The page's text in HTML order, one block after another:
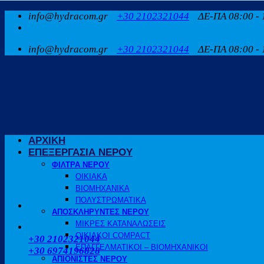
Μετάβαση
στο
info@hydracom.gr +30 2102321044 ΔΕ-ΠΑ 08:00 -
info@hydracom.gr +30 2102321044 ΔΕ-ΠΑ 08:00 -
ΚΑΛΕΣΤΕ ΜΑΣ
+30 2102321044
+30 6974196828
ΑΡΧΙΚΗ
ΕΠΕΞΕΡΓΑΣΙΑ ΝΕΡΟΥ
ΦΙΛΤΡΑ ΝΕΡΟΥ
ΟΙΚΙΑΚΑ
ΒΙΟΜΗΧΑΝΙΚΑ
ΠΟΛΥΣΤΡΩΜΑΤΙΚΑ
ΑΠΟΣΚΛΗΡΥΝΤΕΣ ΝΕΡΟΥ
ΜΙΚΡΕΣ ΚΑΤΑΝΑΛΩΣΕΙΣ
ΟΙΚΙΑΚΟΙ COMPACT
ΕΠΑΓΓΕΛΜΑΤΙΚΟΙ – ΒΙΟΜΗΧΑΝΙΚΟΙ
ΑΠΙΟΝΙΣΤΕΣ ΝΕΡΟΥ